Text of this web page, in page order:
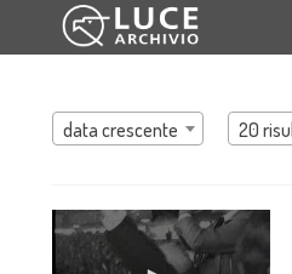
data crescente